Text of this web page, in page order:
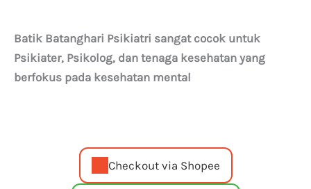
Batik Batanghari Psikiatri sangat cocok untuk
Psikiater, Psikolog, dan tenaga kesehatan yang
berfokus pada kesehatan mental
Checkout via Shopee